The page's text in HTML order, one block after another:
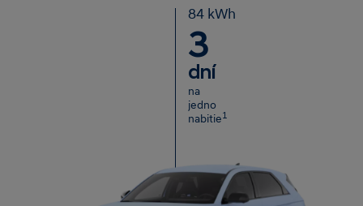
84 kWh
3
dní
na
jedno
nabitie1